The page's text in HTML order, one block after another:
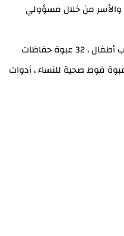
والأسر من خلال مسؤولي
وشملت عملية التوزيع 32 عبوة حليب أطفال ، 32 عبوة حفاظات
من مختلف القياسات ، 100 عبوة فوط صحية للنساء ، أدوات